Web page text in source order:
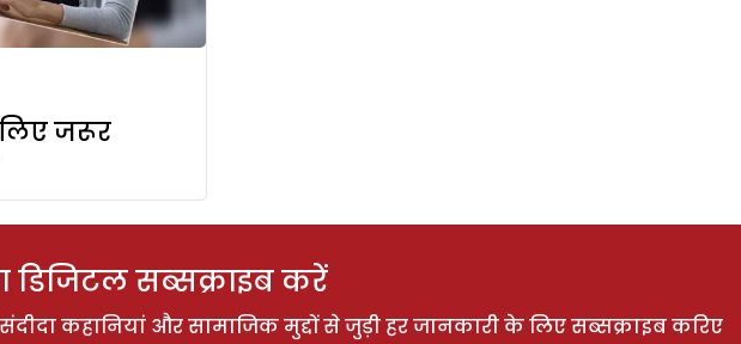
लिए जरूर
डिजिटल सब्सक्राइब करें
कहानियां और सामाजिक मुद्दों से जुड़ी हर जानकारी के लिए सब्सक्राइब करिए